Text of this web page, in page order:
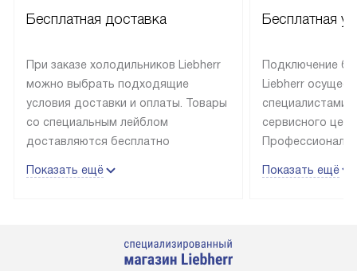
Бесплатная доставка
При заказе холодильников Liebherr
можно выбрать подходящие
условия доставки и оплаты. Товары
со специальным лейблом
доставляются бесплатно
до подъезда, выезд за МКАД
в течение трех дней. Доставка
Показать ещё
Бесплатная
Подключение
Liebherr
специалистами
сервисного
эксплуатации
Показать ещё